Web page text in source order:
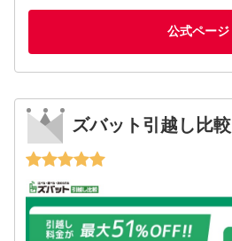
公式ページ
ズバット引越し比較